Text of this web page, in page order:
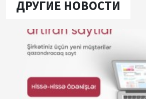
ДРУГИЕ НОВОСТИ